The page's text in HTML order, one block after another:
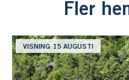
Fler
VISNING 15 AUGUSTI